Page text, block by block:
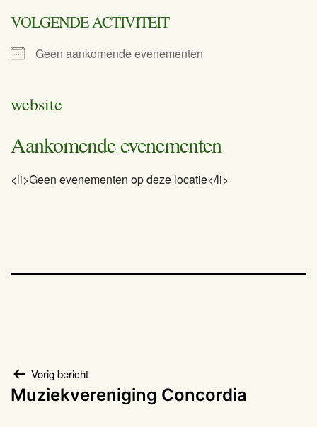
VOLGENDE ACTIVITEIT
Geen aankomende evenementen
website
Aankomende evenementen
<li>Geen evenementen op deze locatie</li>
Bericht
Vorig bericht
Muziekvereniging Concordia